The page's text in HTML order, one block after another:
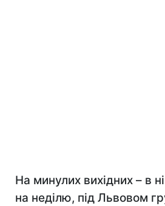
На минулих вихідних – в
на неділю, під Львовом